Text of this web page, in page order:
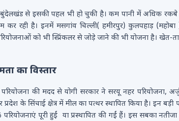
से इसकी पहल भी हो चुकी है। कम पानी में अधिक रकबे
कर रही है। इनमें मसगांव चिल्ली( हमीरपुर) कुलपहाड़
को भी स्प्रिंकलर से जोड़े जाने की भी योजना है। खेत-
का विस्तार
परियोजना की मदद से योगी सरकार ने सरयू नहर परियोजना,
प्रदेश के सिंचाई क्षेत्र में मील का पत्थर स्थापित किया है। इन
पूरी हुईं या प्रस्थापित की गईं हैं। इस सबका